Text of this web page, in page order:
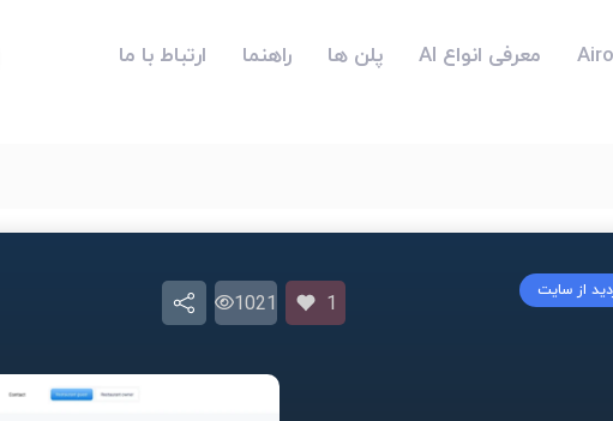
معرفی انواع AI پلن ها راهنما ارتباط با ما
از سایت
1
1021